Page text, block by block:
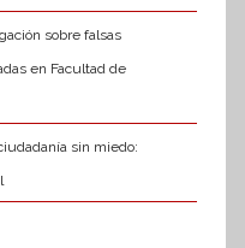
sobre falsas
en Facultad de
sin miedo: